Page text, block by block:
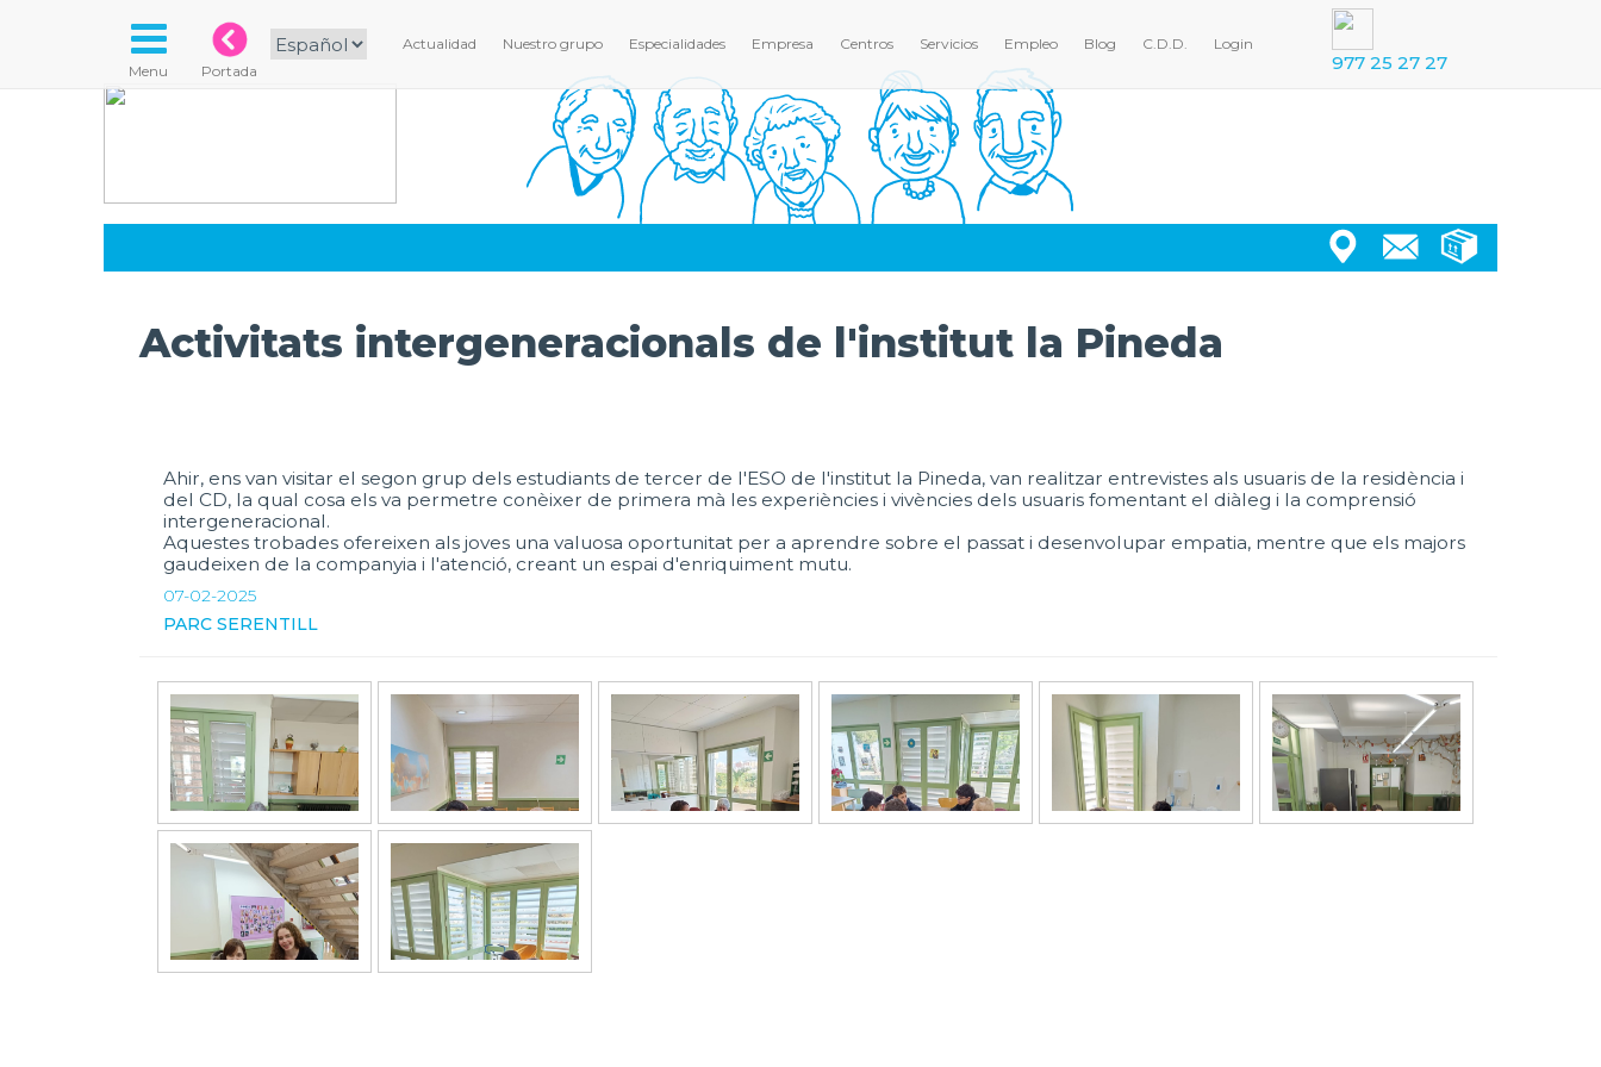
Actualidad Nuestro grupo Especialidades Empresa Centros Servicios Empleo Blog C.D.D. Login
977 25 27 27
Menu Portada
Activitats intergeneracionals de l'institut la Pineda
Ahir, ens van visitar el segon grup dels estudiants de tercer de l'ESO de l'institut la Pineda, van realitzar entrevistes als usuaris de la residència i
del CD, la qual cosa els va permetre conèixer de primera mà les experiències i vivències dels usuaris fomentant el diàleg i la comprensió
intergeneracional.
Aquestes trobades ofereixen als joves una valuosa oportunitat per a aprendre sobre el passat i desenvolupar empatia, mentre que els majors
gaudeixen de la companyia i l'atenció, creant un espai d'enriquiment mutu.
07-02-2025
PARC SERENTILL